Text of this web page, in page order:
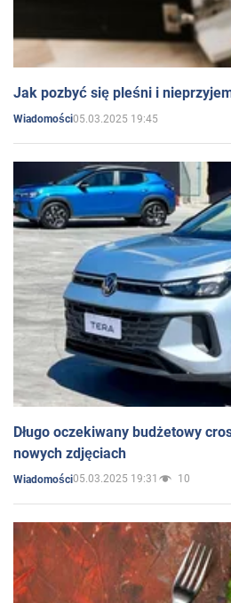
Jak pozbyć się pleśni i
Wiadomości05.03.2025 19:45
Długo oczekiwany budżetowy
nowych zdjęciach
Wiadomości05.03.2025 19:31 10